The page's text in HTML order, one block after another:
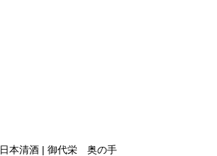
日本清酒 | 御代栄 奥の手